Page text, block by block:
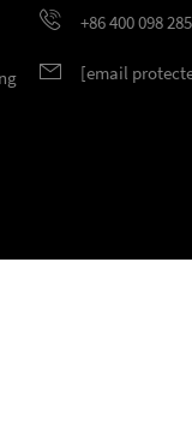
+86 400 098
[email